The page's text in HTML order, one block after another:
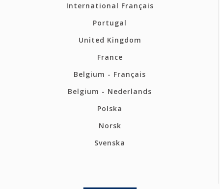
International Français
Portugal
United Kingdom
France
Belgium - Français
Belgium - Nederlands
Polska
Norsk
Svenska